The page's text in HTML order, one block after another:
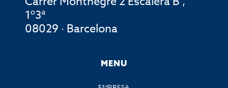
1º3ª
08029 · Barcelona
MENU